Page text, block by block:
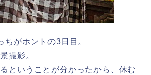
ちがホントの3日目。
撮影。
ということが分かったから、休む